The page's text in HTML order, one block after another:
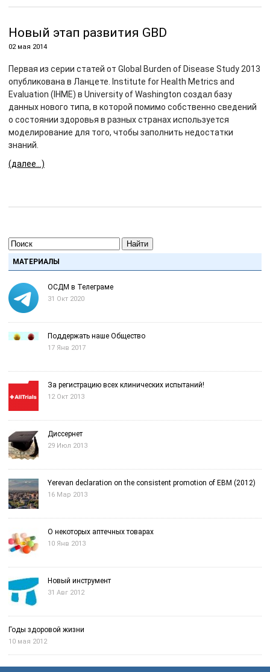
Новый этап развития GBD
02 мая 2014
Первая из серии статей от Global Burden of Disease Study 2013
опубликована в Ланцете. Institute for Health Metrics and
Evaluation (IHME) в University of Washington создал базу
данных нового типа, в которой помимо собственно сведений
о состоянии здоровья в разных странах используется
моделирование для того, чтобы заполнить недостатки
знаний.
(далее…)
Найти
МАТЕРИАЛЫ
ОСДМ в Телеграме
31 Окт 2020
Поддержать наше Общество
17 Янв 2017
За регистрацию всех клинических испытаний!
12 Окт 2013
Диссернет
29 Июл 2013
Yerevan declaration on the consistent promotion of EBM (2012)
16 Мар 2013
О некоторых аптечных товарах
10 Янв 2013
Новый инструмент
31 Авг 2012
Годы здоровой жизни
10 мая 2012